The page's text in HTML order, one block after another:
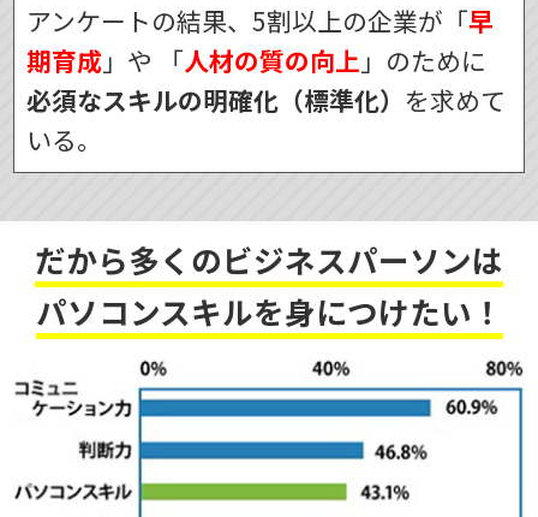
アンケートの結果、5割以上の企業が「早
期育成 」や 「人材の質の向上 」のために
必須なスキルの明確化（標準化） を求めて
いる。
だから多くのビジネスパーソンは
パソコンスキルを身につけたい！